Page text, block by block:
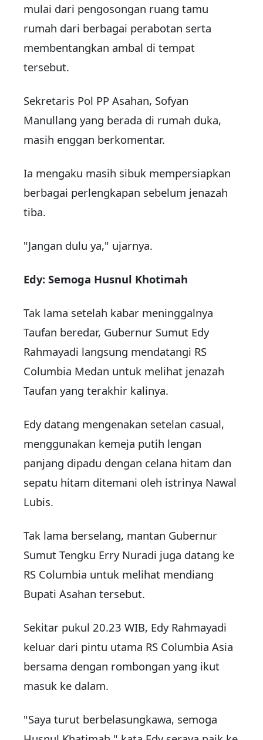
mulai dari pengosongan ruang tamu
rumah dari berbagai perabotan serta
membentangkan ambal di tempat
tersebut.
Sekretaris Pol PP Asahan, Sofyan
Manullang yang berada di rumah duka,
masih enggan berkomentar.
Ia mengaku masih sibuk mempersiapkan
berbagai perlengkapan sebelum jenazah
tiba.
"Jangan dulu ya," ujarnya.
Edy: Semoga Husnul Khotimah
Tak lama setelah kabar meninggalnya
Taufan beredar, Gubernur Sumut Edy
Rahmayadi langsung mendatangi RS
Columbia Medan untuk melihat jenazah
Taufan yang terakhir kalinya.
Edy datang mengenakan setelan casual,
menggunakan kemeja putih lengan
panjang dipadu dengan celana hitam dan
sepatu hitam ditemani oleh istrinya Nawal
Lubis.
Tak lama berselang, mantan Gubernur
Sumut Tengku Erry Nuradi juga datang ke
RS Columbia untuk melihat mendiang
Bupati Asahan tersebut.
Sekitar pukul 20.23 WIB, Edy Rahmayadi
keluar dari pintu utama RS Columbia Asia
bersama dengan rombongan yang ikut
masuk ke dalam.
"Saya turut berbelasungkawa, semoga